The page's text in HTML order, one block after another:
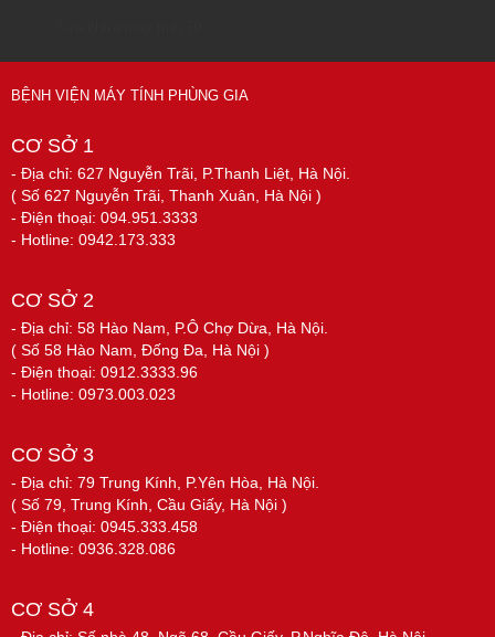
BỆNH VIỆN MÁY TÍNH PHÙNG GIA
CƠ SỞ 1
- Địa chỉ: 627 Nguyễn Trãi, P.Thanh Liệt, Hà Nội.
( Số 627 Nguyễn Trãi, Thanh Xuân, Hà Nội )
- Điện thoại: 094.951.3333
- Hotline: 0942.173.333
CƠ SỞ 2
- Địa chỉ: 58 Hào Nam, P.Ô Chợ Dừa, Hà Nội.
( Số 58 Hào Nam, Đống Đa, Hà Nội )
- Điện thoại: 0912.3333.96
- Hotline: 0973.003.023
CƠ SỞ 3
- Địa chỉ: 79 Trung Kính, P.Yên Hòa, Hà Nội.
( Số 79, Trung Kính, Cầu Giấy, Hà Nội )
- Điện thoại: 0945.333.458
- Hotline: 0936.328.086
CƠ SỞ 4